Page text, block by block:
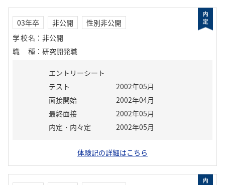
03年卒 非公開
性別非公開
学校名 ： 非公開
職種 ： 研究開発職
エントリーシート
テスト
2002年05月
面接開始
2002年04月
最終面接
2002年05月
内定・内々定
2002年05月
体験記の詳細はこちら